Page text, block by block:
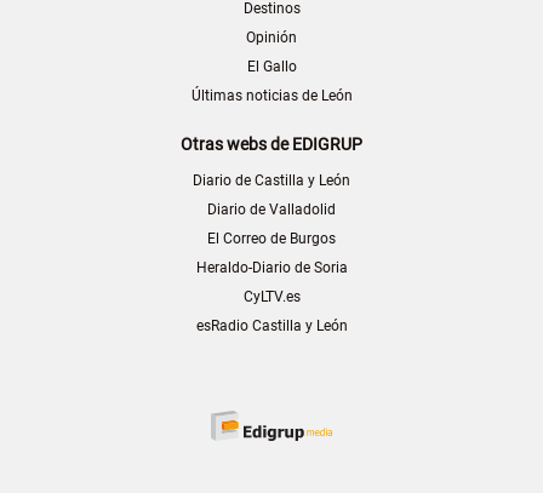
Destinos
Opinión
El Gallo
Últimas noticias de León
Otras webs de EDIGRUP
Diario de Castilla y León
Diario de Valladolid
El Correo de Burgos
Heraldo-Diario de Soria
CyLTV.es
esRadio Castilla y León